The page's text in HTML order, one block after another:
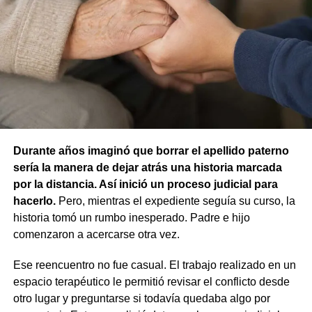
concluyó que no existían los elementos necesarios para
atribuir responsabilidad contravencional por maltrato
animal.
La resolución también descartó la figura de custodia de
animales, ya que esa infracción solo se configura cuando
un animal causa lesiones a una persona por falta de
cuidados de su dueño. En este caso, el daño recayó
resultaba aplicable.
El fallo aclaró que el archivo de la causa
contravencional no impide que el dueño del perro
lesionado reclame por la vía civil una indemnización
por los daños que considere haber sufrido.
Durante años imaginó que borrar el apellido paterno
sería la manera de dejar atrás una historia marcada
por la distancia. Así inició un proceso judicial para
hacerlo.Pero, mientras el expediente seguía su curso, la
historia tomó un rumbo inesperado. Padre e hijo
comenzaron a acercarse otra vez.
Ese reencuentro no fue casual. El trabajo realizado en un
espacio terapéutico le permitió revisar el conflicto desde
otro lugar y preguntarse si todavía quedaba algo por